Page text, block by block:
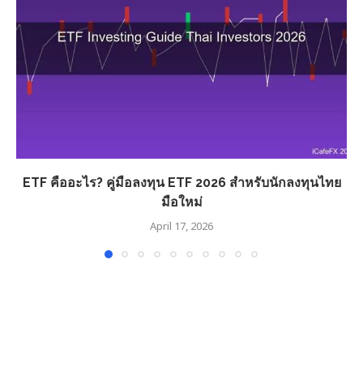
ETF คืออะไร? คู่มือลงทุน ETF 2026 สำหรับนักลงทุนไทย
มือใหม่
April 17, 2026